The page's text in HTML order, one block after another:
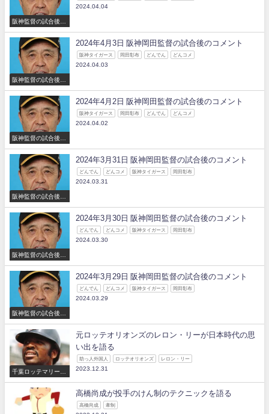
阪神監督の試合後の
コメント
2024.04.04
阪神監督の試合後の
コメント
2024年4月3日 阪神岡田監督の試合後のコメント
阪神タイガース 岡田彰布 どんでん どんコメ
2024.04.03
阪神監督の試合後の
コメント
2024年4月2日 阪神岡田監督の試合後のコメント
阪神タイガース 岡田彰布 どんでん どんコメ
2024.04.02
阪神監督の試合後の
コメント
2024年3月31日 阪神岡田監督の試合後のコメント
どんでん どんコメ 阪神タイガース 岡田彰布
2024.03.31
阪神監督の試合後の
コメント
2024年3月30日 阪神岡田監督の試合後のコメント
どんでん どんコメ 阪神タイガース 岡田彰布
2024.03.30
阪神監督の試合後の
コメント
2024年3月29日 阪神岡田監督の試合後のコメント
どんでん どんコメ 阪神タイガース 岡田彰布
2024.03.29
千葉ロッテマリーン
ズ
元ロッテオリオンズのレロン・リーが日本時代の思
い出を語る
助っ人外国人 ロッテオリオンズ レロン・リー
2023.12.31
高橋尚成が投手のけん制のテクニックを語る
高橋尚成 牽制